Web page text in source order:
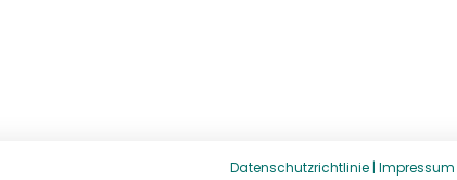
Datenschutzrichtlinie | Impressum